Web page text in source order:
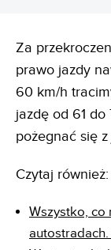
Za
prawo jazdy
60 km/h
jazdę od 61
pożegnać się
Czytaj również:
Wszystko, co